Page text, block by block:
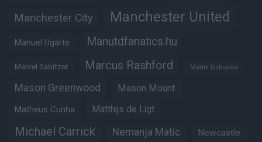
Manchester City Manchester United
Manuel Ugarte Manutdfanatics.hu
Marcel Sabitzer Marcus Rashford Martin Dubravka
Mason Greenwood Mason Mount
Matheus Cunha Matthijs de Ligt
Michael Carrick Nemanja Matic Newcastle